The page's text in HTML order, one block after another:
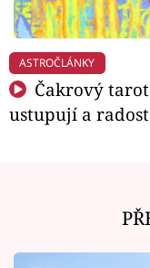
ASTROČLÁNKY
Čakrový
ustupují a